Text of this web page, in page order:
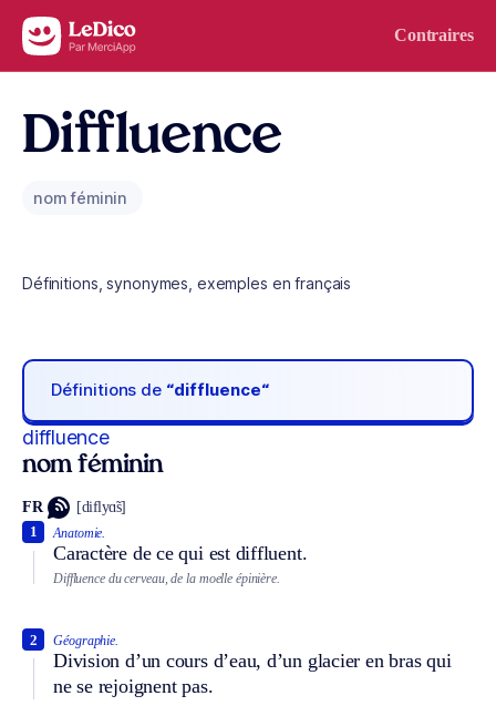
Aller au contenu Contraires
Diffluence
nom féminin
Définitions, synonymes, exemples en français
Définitions de “diffluence“
diffluence
nom féminin
FR [diflyɑ̃s]
Anatomie.
Caractère de ce qui est diffluent.
1
Diffluence du cerveau, de la moelle épinière.
Géographie.
Division d’un cours d’eau, d’un glacier en bras qui
ne se rejoignent pas.
2